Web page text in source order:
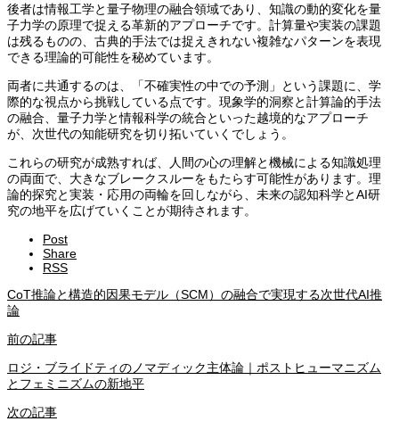
後者は情報工学と量子物理の融合領域であり、知識の動的変化を量
子力学の原理で捉える革新的アプローチです。計算量や実装の課題
は残るものの、古典的手法では捉えきれない複雑なパターンを表現
できる理論的可能性を秘めています。
両者に共通するのは、「不確実性の中での予測」という課題に、学
際的な視点から挑戦している点です。現象学的洞察と計算論的手法
の融合、量子力学と情報科学の統合といった越境的なアプローチ
が、次世代の知能研究を切り拓いていくでしょう。
これらの研究が成熟すれば、人間の心の理解と機械による知識処理
の両面で、大きなブレークスルーをもたらす可能性があります。理
論的探究と実装・応用の両輪を回しながら、未来の認知科学とAI研
究の地平を広げていくことが期待されます。
Post
Share
RSS
CoT推論と構造的因果モデル（SCM）の融合で実現する次世代AI推
論
前の記事
ロジ・ブライドティのノマディック主体論｜ポストヒューマニズム
とフェミニズムの新地平
次の記事